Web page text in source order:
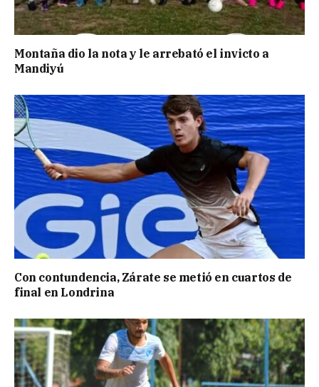
Montaña dio la nota y le arrebató el invicto a
Mandiyú
Con contundencia, Zárate se metió en cuartos de
final en Londrina